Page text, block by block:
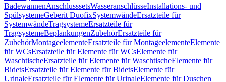
BadewannenAnschlusssetsWasseranschlüsseInstallations- und
SpülsystemeGeberit DuofixSystemwändeErsatzteile für
SystemwändeTragsystemeErsatzteile für
TragsystemeBeplankungenZubehörErsatzteile für
ZubehörMontageelementeErsatzteile für MontageelementeElemente
für WCsErsatzteile für Elemente für WCsElemente für
WaschtischeErsatzteile für Elemente für WaschtischeElemente für
BidetsErsatzteile für Elemente für BidetsElemente für
UrinaleErsatzteile für Elemente für UrinaleElemente für Duschen